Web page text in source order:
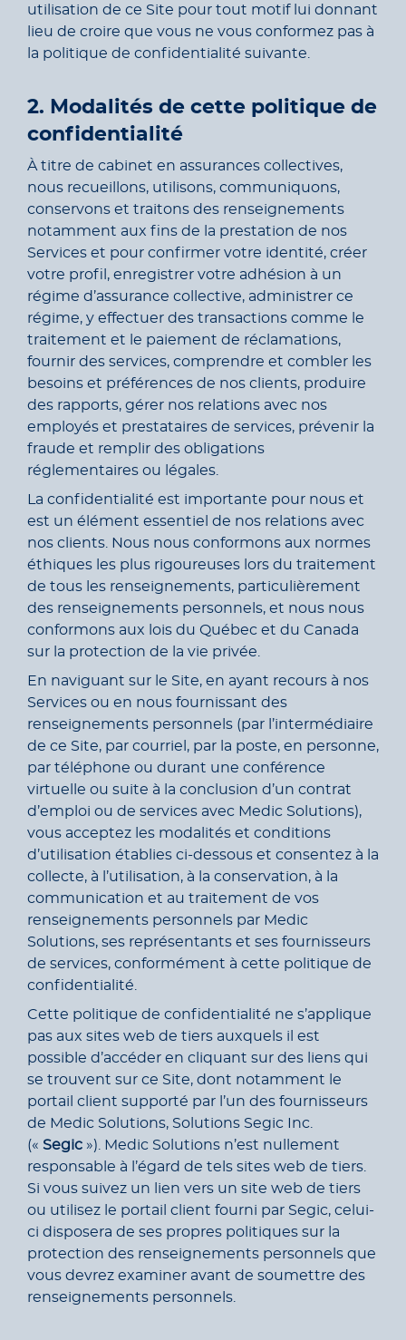
utilisation de ce Site pour tout motif lui donnant
lieu de croire que vous ne vous conformez pas à
la politique de confidentialité suivante.
2. Modalités de cette politique de
confidentialité
À titre de cabinet en assurances collectives,
nous recueillons, utilisons, communiquons,
conservons et traitons des renseignements
notamment aux fins de la prestation de nos
Services et pour confirmer votre identité, créer
votre profil, enregistrer votre adhésion à un
régime d’assurance collective, administrer ce
régime, y effectuer des transactions comme le
traitement et le paiement de réclamations,
fournir des services, comprendre et combler les
besoins et préférences de nos clients, produire
des rapports, gérer nos relations avec nos
employés et prestataires de services, prévenir la
fraude et remplir des obligations
réglementaires ou légales.
La confidentialité est importante pour nous et
est un élément essentiel de nos relations avec
nos clients. Nous nous conformons aux normes
éthiques les plus rigoureuses lors du traitement
de tous les renseignements, particulièrement
des renseignements personnels, et nous nous
conformons aux lois du Québec et du Canada
sur la protection de la vie privée.
En naviguant sur le Site, en ayant recours à nos
Services ou en nous fournissant des
renseignements personnels (par l’intermédiaire
de ce Site, par courriel, par la poste, en personne,
par téléphone ou durant une conférence
virtuelle ou suite à la conclusion d’un contrat
d’emploi ou de services avec Medic Solutions),
vous acceptez les modalités et conditions
d’utilisation établies ci-dessous et consentez à la
collecte, à l’utilisation, à la conservation, à la
communication et au traitement de vos
renseignements personnels par Medic
Solutions, ses représentants et ses fournisseurs
de services, conformément à cette politique de
confidentialité.
Cette politique de confidentialité ne s’applique
pas aux sites web de tiers auxquels il est
possible d’accéder en cliquant sur des liens qui
se trouvent sur ce Site, dont notamment le
portail client supporté par l’un des fournisseurs
de Medic Solutions, Solutions Segic Inc.
(« Segic »). Medic Solutions n’est nullement
responsable à l’égard de tels sites web de tiers.
Si vous suivez un lien vers un site web de tiers
ou utilisez le portail client fourni par Segic, celui-
ci disposera de ses propres politiques sur la
protection des renseignements personnels que
vous devrez examiner avant de soumettre des
renseignements personnels.